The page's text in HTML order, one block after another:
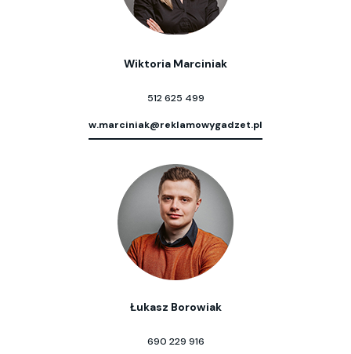
Wiktoria Marciniak
512 625 499
w.marciniak@reklamowygadzet.pl
Łukasz Borowiak
690 229 916